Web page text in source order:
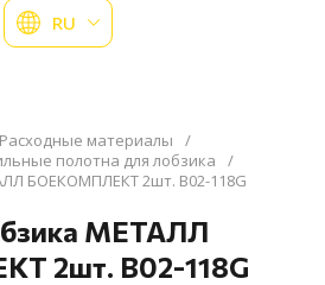
RU
Расходные материалы
/
полотна для лобзика
/
БОЕКОМПЛЕКТ 2шт. B02-118G
МЕТАЛЛ
2шт. B02-118G